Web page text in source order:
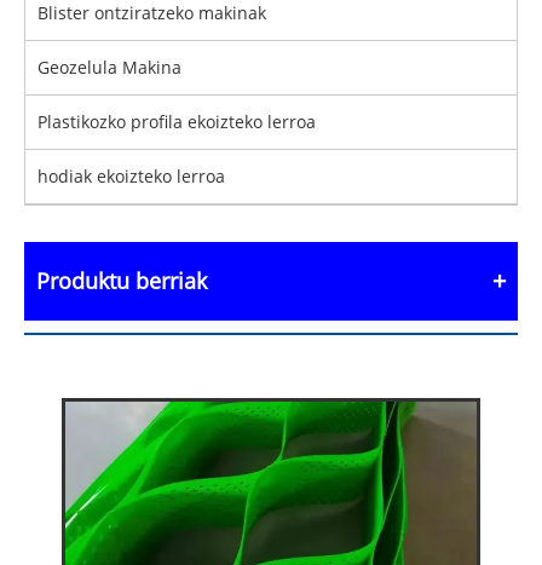
Blister ontziratzeko makinak
Geozelula Makina
Plastikozko profila ekoizteko lerroa
hodiak ekoizteko lerroa
Produktu berriak